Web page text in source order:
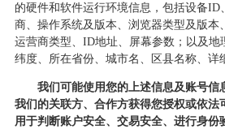
的硬件和软件运行环境信息，包括设备ID
商、操作系统及版本、浏览器类型及版本
运营商类型、ID地址、屏幕参数；以及地
纬度、所在省份、城市名、区县名称、详
我们可能使用您的上述信息及账号信
我们的关联方、合作方获得您授权或依法
用于判断账户安全、交易安全、进行身份